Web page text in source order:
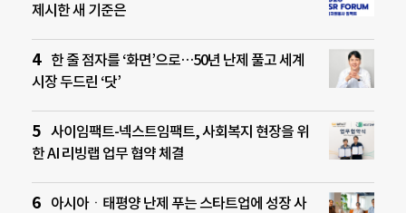
제시한 새 기준은
한 줄 점자를 ‘화면’으로…50년 난제 풀고 세계
시장 두드린 ‘닷’
사이임팩트-넥스트임팩트, 사회복지 현장을 위
한 AI 리빙랩 업무 협약 체결
아시아ㆍ태평양 난제 푸는 스타트업에 성장 사